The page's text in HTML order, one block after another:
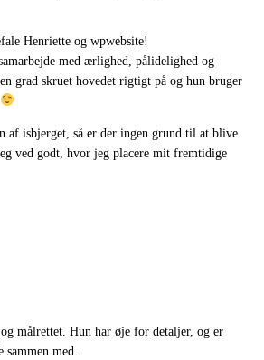
Henriette og wpwebsite!
med ærlighed, pålidelighed og
grad skruet hovedet rigtigt på og hun bruger
af isbjerget, så er der ingen grund til at blive
ved godt, hvor jeg placere mit fremtidige
målrettet. Hun har øje for detaljer, og er
sammen med.